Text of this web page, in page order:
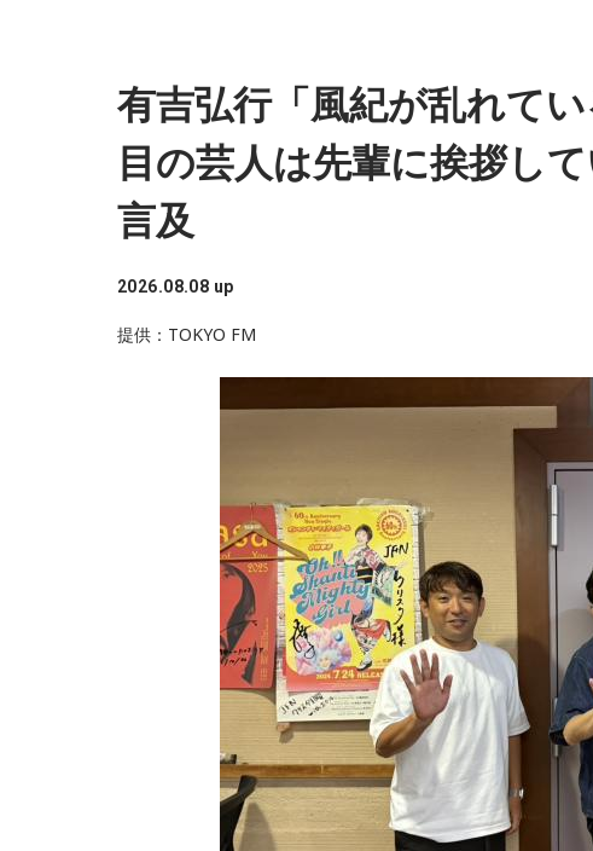
有吉弘行「風紀が乱れて
目の芸人は先輩に挨拶し
言及
2026.08.08 up
提供：TOKYO FM